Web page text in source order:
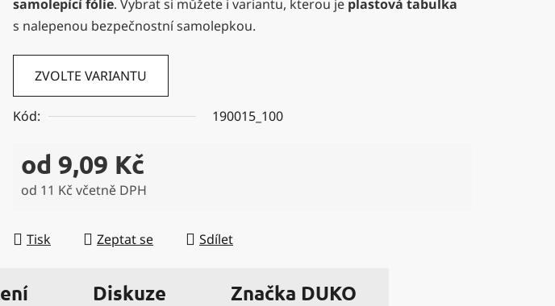
5
hvězdiček.
samolepící fólie. Vybrat si můžete i variantu, kterou je plastová tabulka
s nalepenou bezpečnostní samolepkou.
ZVOLTE VARIANTU
Kód: 190015_100
od 9,09 Kč
od 11 Kč včetně DPH
Tisk
Zeptat se Sdílet
Diskuze Značka DUKO